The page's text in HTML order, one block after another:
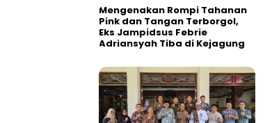
Mengenakan Rompi Tahanan
Pink dan Tangan Terborgol,
Eks Jampidsus Febrie
Adriansyah Tiba di Kejagung